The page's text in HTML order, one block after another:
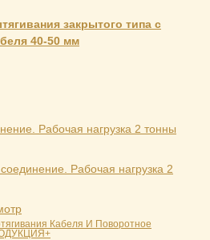
закрытого типа с
40-50 мм
Кабеля И Поворотное